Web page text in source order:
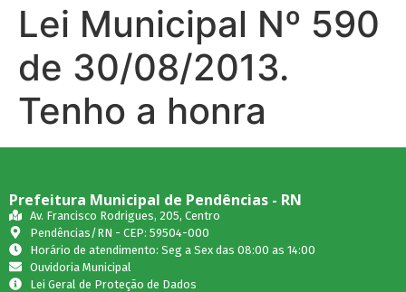
Lei Municipal Nº 590
de 30/08/2013.
Tenho a honra
Prefeitura Municipal de Pendências - RN
Av. Francisco Rodrigues, 205, Centro
Pendências/RN - CEP: 59504-000
Horário de atendimento: Seg a Sex das 08:00 as 14:00
Ouvidoria Municipal
Lei Geral de Proteção de Dados